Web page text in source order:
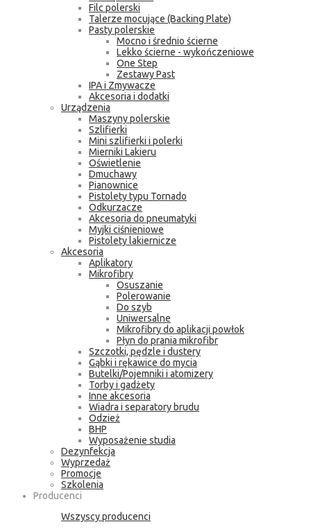
Filc polerski
Talerze mocujące (Backing Plate)
Pasty polerskie
Mocno i średnio ścierne
Lekko ścierne - wykończeniowe
One Step
Zestawy Past
IPA i Zmywacze
Akcesoria i dodatki
Urządzenia
Maszyny polerskie
Szlifierki
Mini szlifierki i polerki
Mierniki Lakieru
Oświetlenie
Dmuchawy
Pianownice
Pistolety typu Tornado
Odkurzacze
Akcesoria do pneumatyki
Myjki ciśnieniowe
Pistolety lakiernicze
Akcesoria
Aplikatory
Mikrofibry
Osuszanie
Polerowanie
Do szyb
Uniwersalne
Mikrofibry do aplikacji powłok
Płyn do prania mikrofibr
Szczotki, pędzle i dustery
Gąbki i rękawice do mycia
Butelki/Pojemniki i atomizery
Torby i gadżety
Inne akcesoria
Wiadra i separatory brudu
Odzież
BHP
Wyposażenie studia
Dezynfekcja
Wyprzedaż
Promocje
Szkolenia
Producenci
Wszyscy producenci